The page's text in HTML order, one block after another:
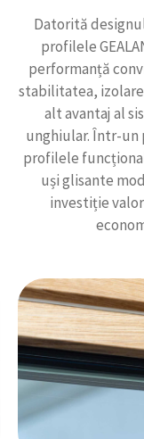
Datorită
profilele
performanță
stabilitatea,
alt avantaj al
unghiular. Într-un
profilele
uși glisante
investiție